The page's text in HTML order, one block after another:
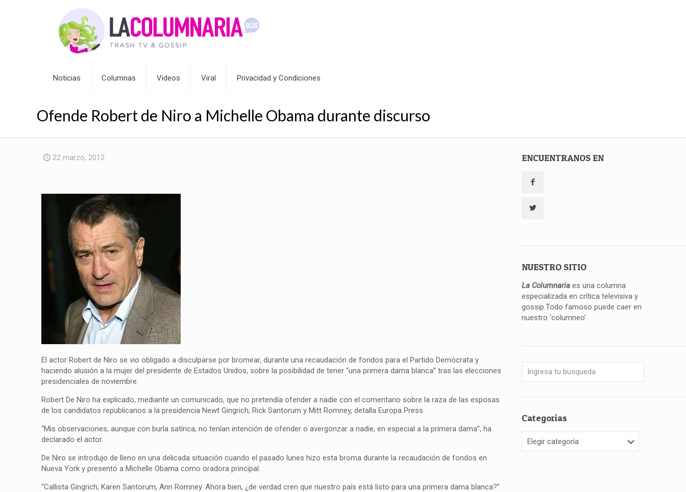
Noticias Columnas Videos Viral Privacidad y Condiciones
Ofende Robert de Niro a Michelle Obama durante discurso
22 marzo, 2012
El actor Robert de Niro se vio obligado a disculparse por bromear, durante una recaudación de fondos para el Partido Demócrata y
haciendo alusión a la mujer del presidente de Estados Unidos, sobre la posibilidad de tener “una primera dama blanca” tras las elecciones
presidenciales de noviembre.
Robert De Niro ha explicado, mediante un comunicado, que no pretendía ofender a nadie con el comentario sobre la raza de las esposas
de los candidatos republicanos a la presidencia Newt Gingrich, Rick Santorum y Mitt Romney, detalla Europa Press.
“Mis observaciones, aunque con burla satírica, no tenían intención de ofender o avergonzar a nadie, en especial a la primera dama”, ha
declarado el actor.
De Niro se introdujo de lleno en una delicada situación cuando el pasado lunes hizo esta broma durante la recaudación de fondos en
Nueva York y presentó a Michelle Obama como oradora principal.
“Callista Gingrich, Karen Santorum, Ann Romney. Ahora bien, ¿de verdad cren que nuestro país está listo para una primera dama blanca?”
ENCUENTRANOS EN
NUESTRO SITIO
La Columnaria es una columna
especializada en crítica televisiva y
gossip.Todo famoso puede caer en
nuestro ‘columneo’.
Categorías